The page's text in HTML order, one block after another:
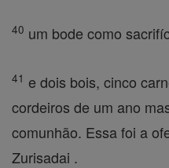
40 um bode como
41 e dois bois, cinco
cordeiros de um ano
comunhão. Essa foi a
Zurisadai .